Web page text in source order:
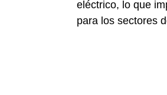
eléctrico, lo que
para los sectores